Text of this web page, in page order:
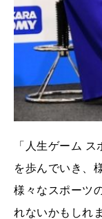
「人生ゲーム
を歩んでいき、
様々なスポーツ
れないかもしれ